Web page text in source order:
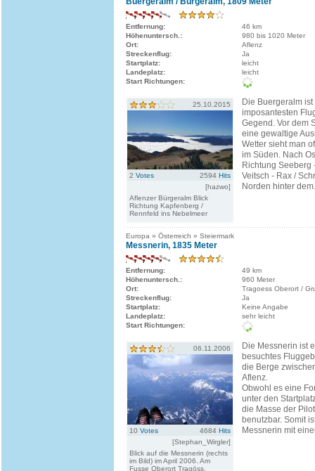
Entfernung:
46 km
Höhenuntersch.:
980 bis 1020 Meter
Ort:
Aflenz
Streckenflug:
Ja
Startplatz:
leicht
Landeplatz:
leicht
Start Richtungen:
25.10.2015
2 Votes 2594 Hits
[hazwo]
Aflenzer Bürgeralm Blick
Richtung Kapfenberg /
Rennfeld ins Nebelmeer
Die Buergeralm
imposantesten
Gegend. Vor dem
eine gewaltige
Wetter sieht man
im Süden. Nach
Richtung Seeberg
Veitsch - Rax /
Norden hinter
Europa » Österreich » Steiermark
Messnerin, 1835 Meter
Entfernung:
49 km
Höhenuntersch.:
960 Meter
Ort:
Tragoess Oberort /
Streckenflug:
Ja
Startplatz:
Keine Angabe
Landeplatz:
sehr leicht
Start Richtungen:
06.11.2006
10 Votes 4684 Hits
[Stephan_Wirgler]
Blick auf die Messnerin (rechts
im Bild) im April 2006. Am
Fusse Oberort Tragöss.
Die Messnerin ist
besuchtes
die Berge
Aflenz.
Obwohl es eine
unter den
die Masse der
benutzbar. Somit
Messnerin mit